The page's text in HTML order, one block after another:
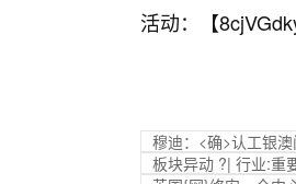
活动：【
穆迪：<确>认工银澳
板块异动 ?| 行业:重